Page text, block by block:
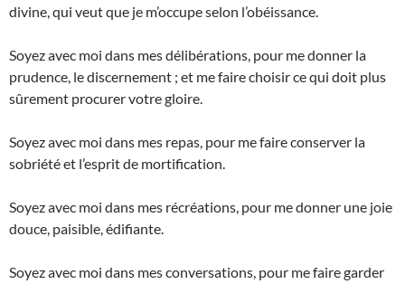
divine, qui veut que je m’occupe selon l’obéissance.
Soyez avec moi dans mes délibérations, pour me donner la
prudence, le discernement ; et me faire choisir ce qui doit plus
sûrement procurer votre gloire.
Soyez avec moi dans mes repas, pour me faire conserver la
sobriété et l’esprit de mortification.
Soyez avec moi dans mes récréations, pour me donner une joie
douce, paisible, édifiante.
Soyez avec moi dans mes conversations, pour me faire garder